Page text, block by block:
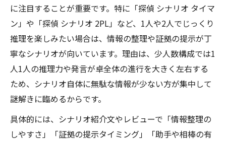
に注目することが重要です。特に「探偵 シナリオ タイマ
ン」や「探偵 シナリオ 2PL」など、1人や2人でじっくり
推理を楽しみたい場合は、情報の整理や証拠の提示が丁
寧なシナリオが向いています。理由は、少人数構成では1
人1人の推理力や発言が卓全体の進行を大きく左右する
ため、シナリオ自体に無駄な情報が少ない方が集中して
謎解きに臨めるからです。
具体的には、シナリオ紹介文やレビューで「情報整理の
しやすさ」「証拠の提示タイミング」「助手や相棒の有